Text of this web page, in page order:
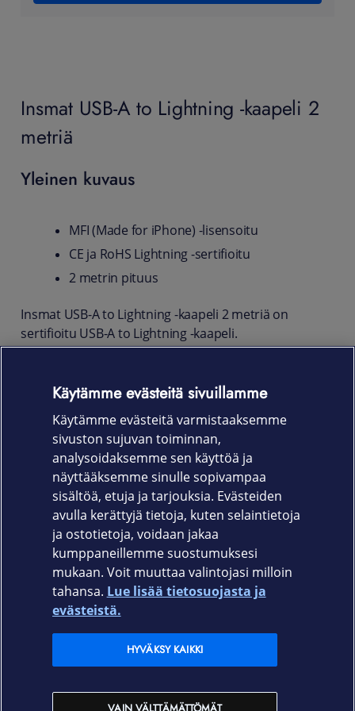
Insmat USB-A to Lightning -kaapeli 2
metriä
Yleinen kuvaus
MFI (Made for iPhone) -lisensoitu
CE ja RoHS Lightning -sertifioitu
2 metrin pituus
Insmat USB-A to Lightning -kaapeli 2 metriä on
sertifioitu USB-A to Lightning -kaapeli.
varustettujen laitteiden kanssa. Lisensoitu
yhteensopivaksi etenkin Lightning liittimillä
varustettujen Apple -laitteiden kanssa.
Tuotekoodi
133-1019
Elisa.fi
Elisan myymälät
Käytämme evästeitä sivuillamme
Käytämme evästeitä varmistaaksemme
sivuston sujuvan toiminnan,
analysoidaksemme sen käyttöä ja
näyttääksemme sinulle sopivampaa
sisältöä, etuja ja tarjouksia. Evästeiden
avulla kerättyjä tietoja, kuten selaintietoja
ja ostotietoja, voidaan jakaa
kumppaneillemme suostumuksesi
mukaan. Voit muuttaa valintojasi milloin
tahansa. Lue lisää tietosuojasta ja
evästeistä.
HYVÄKSY KAIKKI